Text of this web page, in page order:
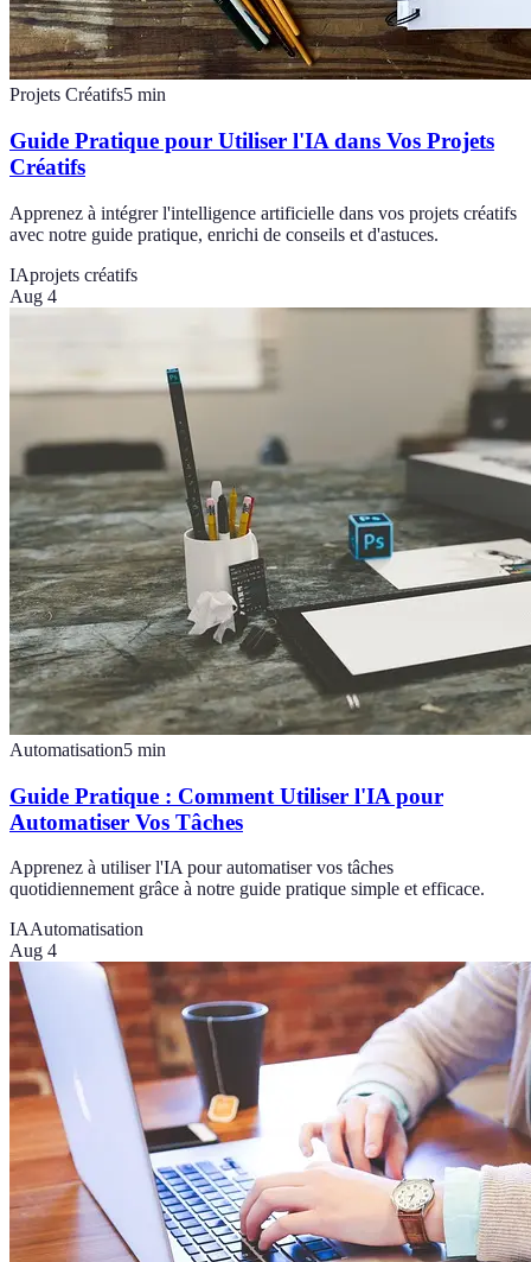
Projets Créatifs5 min
Guide Pratique pour Utiliser l'IA dans Vos Projets
Créatifs
Apprenez à intégrer l'intelligence artificielle dans vos projets créatifs
avec notre guide pratique, enrichi de conseils et d'astuces.
IAprojets créatifs
Aug 4
Automatisation5 min
Guide Pratique : Comment Utiliser l'IA pour
Automatiser Vos Tâches
Apprenez à utiliser l'IA pour automatiser vos tâches
quotidiennement grâce à notre guide pratique simple et efficace.
IAAutomatisation
Aug 4